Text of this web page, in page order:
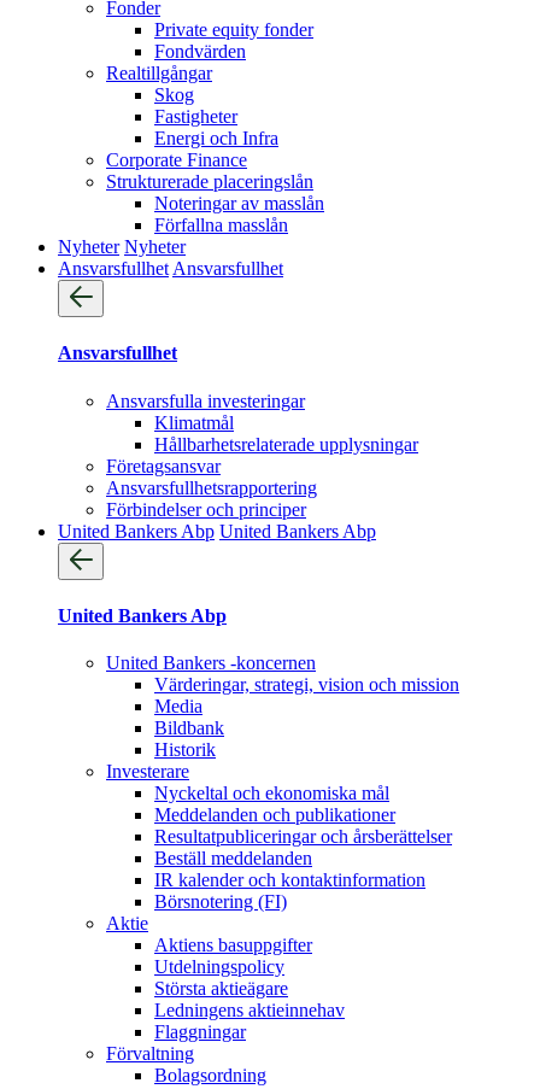
Fonder
Private equity fonder
Fondvärden
Realtillgångar
Skog
Fastigheter
Energi och Infra
Corporate Finance
Strukturerade placeringslån
Noteringar av masslån
Förfallna masslån
Nyheter Nyheter
Ansvarsfullhet Ansvarsfullhet
Ansvarsfullhet
Ansvarsfulla investeringar
Klimatmål
Hållbarhetsrelaterade upplysningar
Företagsansvar
Ansvarsfullhets­rapportering
Förbindelser och principer
United Bankers Abp United Bankers Abp
United Bankers Abp
United Bankers -koncernen
Värderingar, strategi, vision och mission
Media
Bildbank
Historik
Investerare
Nyckeltal och ekonomiska mål
Meddelanden och publikationer
Resultatpubliceringar och årsberättelser
Beställ meddelanden
IR kalender och kontaktinformation
Börsnotering (FI)
Aktie
Aktiens basuppgifter
Utdelningspolicy
Största aktieägare
Ledningens aktieinnehav
Flaggningar
Förvaltning
Bolagsordning